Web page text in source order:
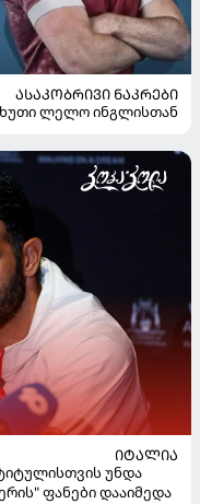
ᲐᲡᲐᲙᲝᲑᲠᲘᲕᲘ ᲜᲐᲙᲠᲔᲑᲘ
ლელო ინგლისთან
ᲘᲢᲐᲚᲘᲐ
უნდა
ფანები დააიმედა